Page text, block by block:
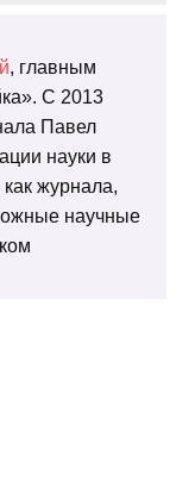
, главным
С 2013
Павел
науки в
журнала,
научные